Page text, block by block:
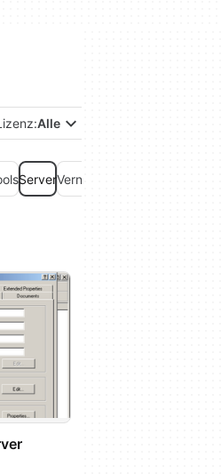
Alle
ServerVernetzung